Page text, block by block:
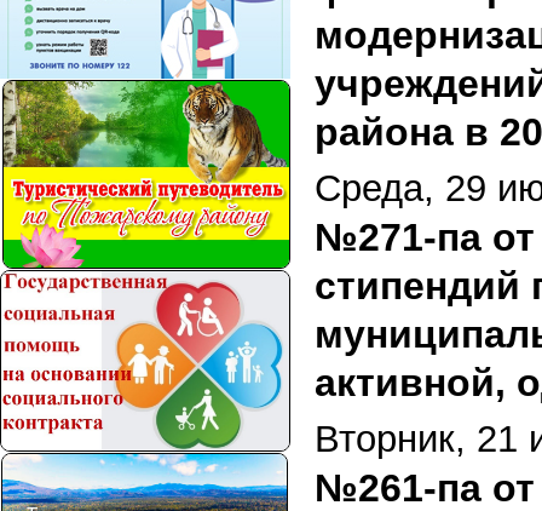
района в
Среда, 29
№271-па от
стипендий
активной,
Вторник, 21
№261-па от